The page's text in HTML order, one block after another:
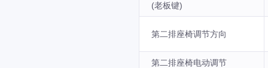
(老板键)
第二排座椅调节方向
第二排座椅电动调节